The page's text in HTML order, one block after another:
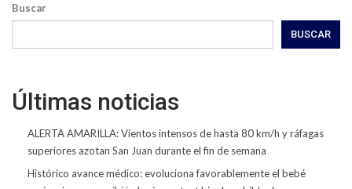
Buscar
BUSCAR
Últimas noticias
ALERTA AMARILLA: Vientos intensos de hasta 80 km/h y ráfagas
superiores azotan San Juan durante el fin de semana
Histórico avance médico: evoluciona favorablemente el bebé